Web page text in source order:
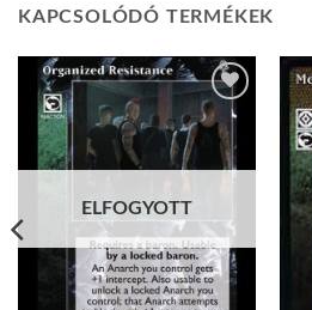
KAPCSOLÓDÓ TERMÉKEK
Add to
wishlist
ELFOGYOTT